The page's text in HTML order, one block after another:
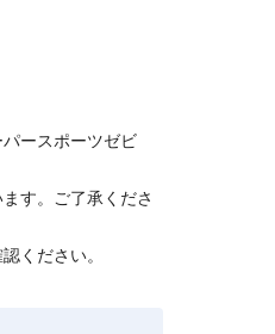
ースポーツゼビ
す。ご了承くださ
ください。